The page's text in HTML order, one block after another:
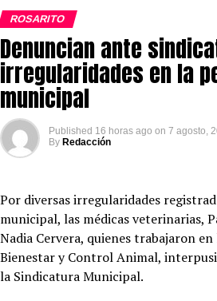
ROSARITO
Denuncian ante
irregularidades en la
municipal
Published 16 horas ago on 7 agosto,
By Redacción
Por diversas irregularidades
municipal, las médicas veterinarias,
Nadia Cervera, quienes trabajaron
Bienestar y Control Animal,
la Sindicatura Municipal.